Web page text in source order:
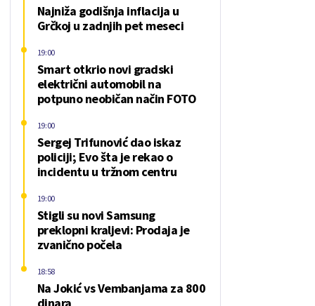
Najniža godišnja inflacija u
Grčkoj u zadnjih pet meseci
Smart otkrio novi gradski
električni automobil na
potpuno neobičan način FOTO
19:00
Sergej Trifunović dao iskaz
policiji; Evo šta je rekao o
incidentu u tržnom centru
19:00
Stigli su novi Samsung
preklopni kraljevi: Prodaja je
zvanično počela
19:00
Na Jokić vs Vembanjama za 800
18:58